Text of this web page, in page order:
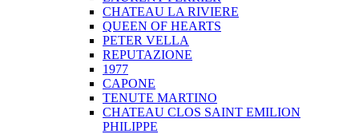
CHATEAU LA RIVIERE
QUEEN OF HEARTS
PETER VELLA
REPUTAZIONE
1977
CAPONE
TENUTE MARTINO
CHATEAU CLOS SAINT EMILION
PHILIPPE